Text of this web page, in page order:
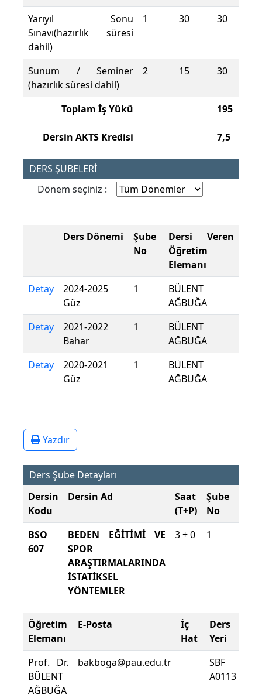
Yarıyıl Sonu
Sınavı(hazırlık süresi
dahil)
1 30 30
Sunum / Seminer
(hazırlık süresi dahil)
2 15 30
Toplam İş Yükü
Dersin AKTS Kredisi
195
7,5
DERS ŞUBELERİ
Dönem seçiniz :
Ders Dönemi
Şube
No
Dersi Veren
Öğretim
Elemanı
Detay
2024-2025
Güz
1
BÜLENT
AĞBUĞA
Detay
2021-2022
Bahar
1
BÜLENT
AĞBUĞA
Detay
2020-2021
Güz
1
BÜLENT
AĞBUĞA
Yazdır
Ders Şube Detayları
Dersin
Kodu
Dersin Ad
Saat
(T+P)
Şube
No
BSO
607
BEDEN EĞİTİMİ VE
SPOR
ARAŞTIRMALARINDA
İSTATİKSEL
YÖNTEMLER
3 + 0 1
Öğretim
Elemanı
E-Posta
İç
Hat
Ders
Yeri
Prof. Dr.
BÜLENT
AĞBUĞA
bakboga@pau.edu.tr
SBF
A0113